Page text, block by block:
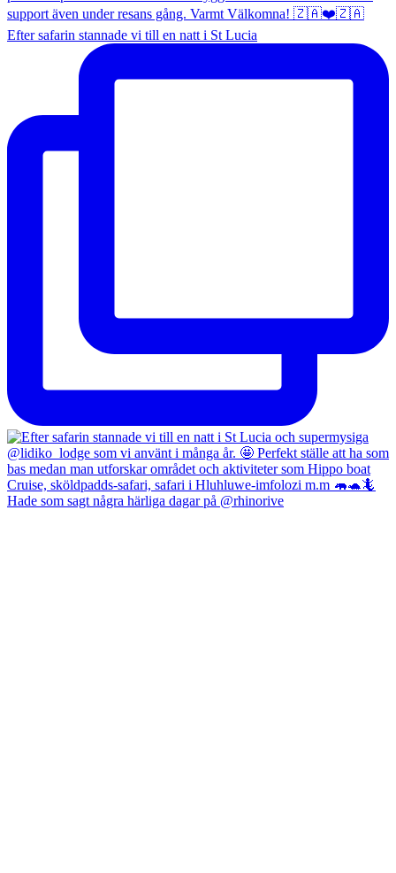
Efter safarin stannade vi till en natt i St Lucia
Hade som sagt några härliga dagar på @rhinorive